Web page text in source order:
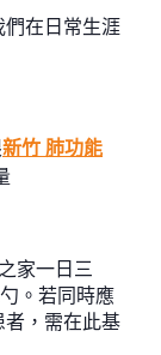
在日常生涯
新竹 肺功能
家一日三
。若同時應
者，需在此基